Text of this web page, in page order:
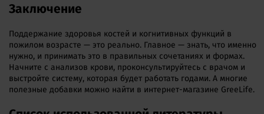
Заключение
Поддержание здоровья костей и когнитивных функций в
пожилом возрасте — это реально. Главное — знать, что именно
нужно, и принимать это в правильных сочетаниях и формах.
Начните с анализов крови, проконсультируйтесь с врачом и
выстройте систему, которая будет работать годами. А многие
полезные добавки можно найти в интернет-магазине GreeLife.